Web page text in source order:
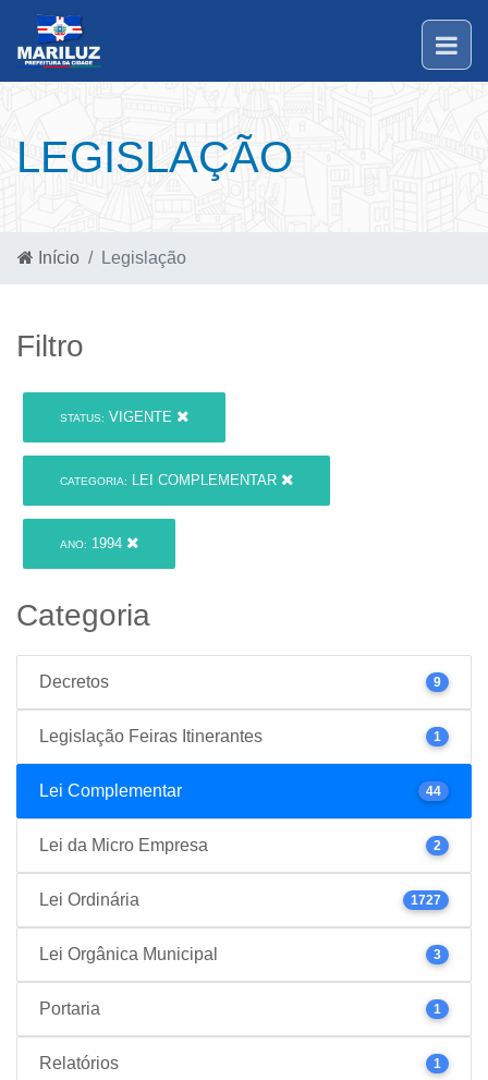
LEGISLAÇÃO
Início Legislação
Filtro
STATUS: VIGENTE
CATEGORIA: LEI COMPLEMENTAR
ANO: 1994
Categoria
Decretos 9
Legislação Feiras Itinerantes 1
Lei Complementar 44
Lei da Micro Empresa 2
Lei Ordinária 1727
Lei Orgânica Municipal 3
Portaria 1
Relatórios 1